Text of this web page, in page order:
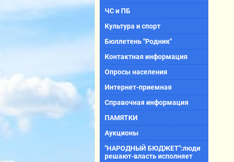
ЧС и ПБ
Культура и спорт
Бюллетень "Родник"
Контактная информация
Опросы населения
Интернет-приемная
Справочная информация
ПАМЯТКИ
Аукционы
"НАРОДНЫЙ БЮДЖЕТ":люди
решают-власть исполняет